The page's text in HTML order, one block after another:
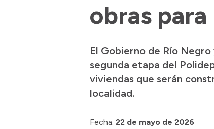
obras
El Gobierno de Río
segunda etapa del
viviendas que serán
localidad.
Fecha: 22 de mayo de 2026